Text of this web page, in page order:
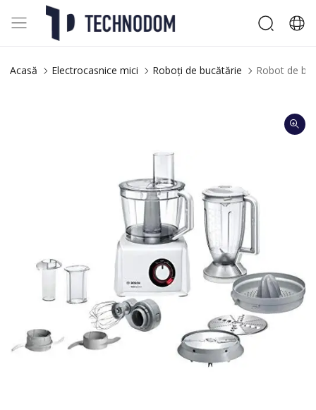
Acasă Electrocasnice mici Roboți de bucătărie Robot de